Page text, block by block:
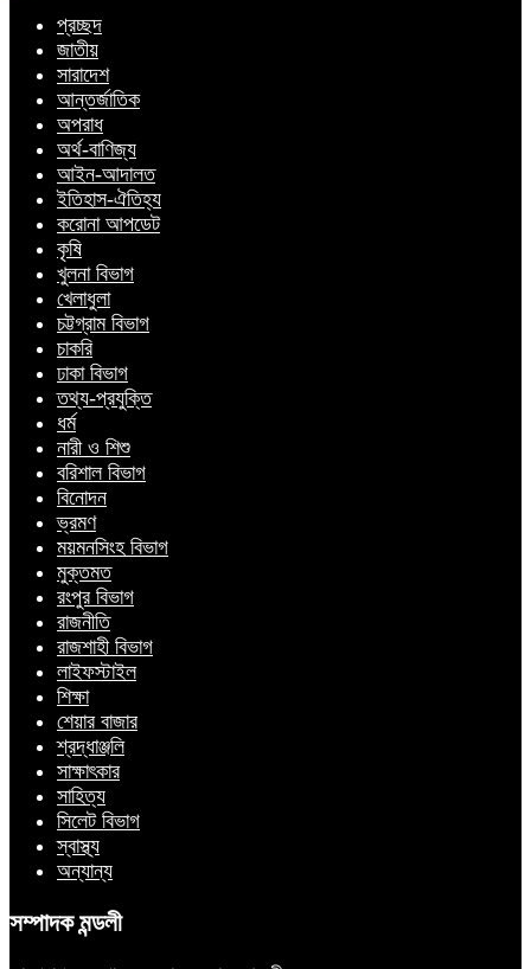
প্রচ্ছদ
জাতীয়
সারাদেশ
আন্তর্জাতিক
অপরাধ
অর্থ-বাণিজ্য
আইন-আদালত
ইতিহাস-ঐতিহ্য
করোনা আপডেট
কৃষি
খুলনা বিভাগ
খেলাধুলা
চট্টগ্রাম বিভাগ
চাকরি
ঢাকা বিভাগ
তথ্য-প্রযুক্তি
ধর্ম
নারী ও শিশু
বরিশাল বিভাগ
বিনোদন
ভ্রমণ
ময়মনসিংহ বিভাগ
মুক্তমত
রংপুর বিভাগ
রাজনীতি
রাজশাহী বিভাগ
লাইফস্টাইল
শিক্ষা
শেয়ার বাজার
শ্রদ্ধাঞ্জলি
সাক্ষাৎকার
সাহিত্য
সিলেট বিভাগ
স্বাস্থ্য
অন্যান্য
সম্পাদক মন্ডলী